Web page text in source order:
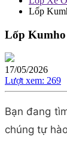
Lốp
Lốp Kumho
17/05/2026
Lượt xem: 269
Bạn đang
chúng tự